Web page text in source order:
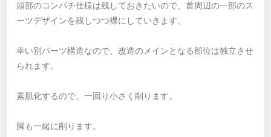
頭部のコンパチ仕様は残しておきたいので、首周辺の一部のス
ーツデザインを残しつつ裸にしていきます。
幸い別パーツ構造なので、改造のメインとなる部位は独立させ
られます。
素肌化するので、一回り小さく削ります。
脚も一緒に削ります。